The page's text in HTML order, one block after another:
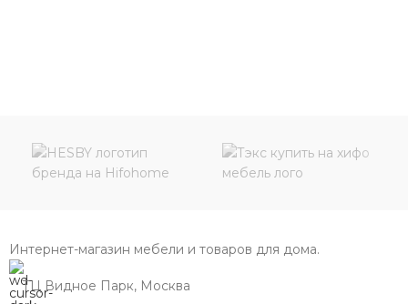
Интернет-магазин мебели и товаров для дома.
ТЦ Видное Парк, Москва